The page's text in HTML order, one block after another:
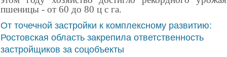
пшеницы - от 60 до 80 ц с га.
От точечной застройки к комплексному развитию:
Ростовская область закрепила ответственность
застройщиков за соцобъекты